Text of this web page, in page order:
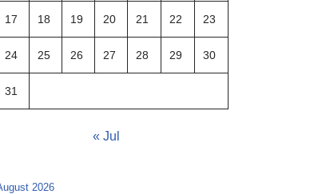
17 18 19 20 21 22 23
24 25 26 27 28 29 30
31
« Jul
2026